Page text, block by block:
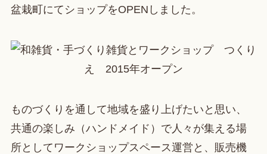
盆栽町にてショップをOPENしました。
ものづくりを通して地域を盛り上げたいと思い、
共通の楽しみ（ハンドメイド）で人々が集える場
所としてワークショップスペース運営と、販売機